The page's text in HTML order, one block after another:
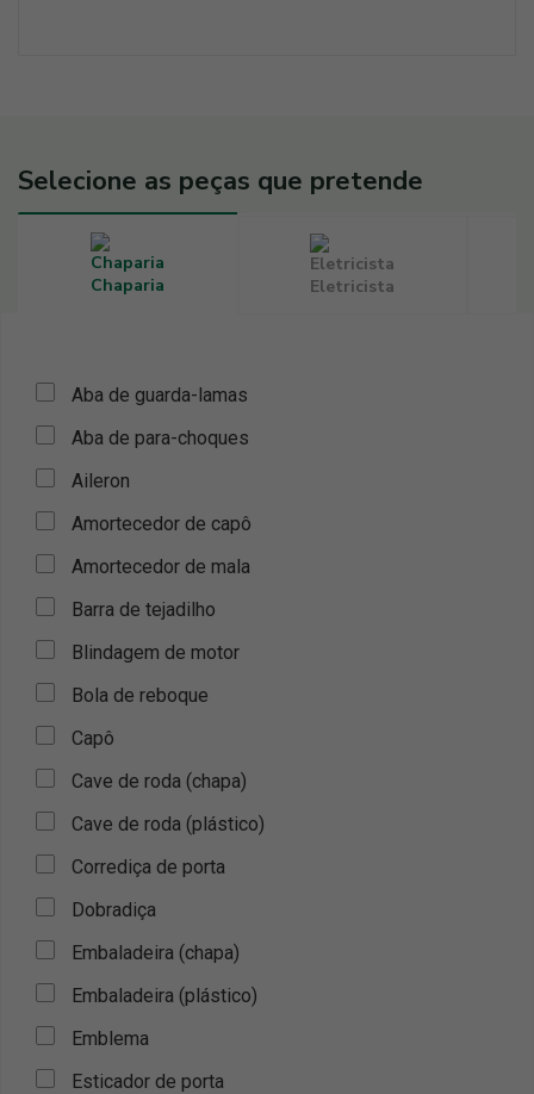
Selecione as peças que pretende
Chaparia Eletricista
Aba de guarda-lamas
Aba de para-choques
Aileron
Amortecedor de capô
Amortecedor de mala
Barra de tejadilho
Blindagem de motor
Bola de reboque
Capô
Cave de roda (chapa)
Cave de roda (plástico)
Corrediça de porta
Dobradiça
Embaladeira (chapa)
Embaladeira (plástico)
Emblema
Esticador de porta